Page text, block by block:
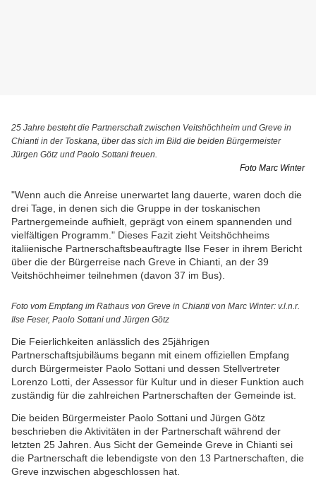
25 Jahre besteht die Partnerschaft zwischen Veitshöchheim und Greve in
Chianti in der Toskana, über das sich im Bild die beiden Bürgermeister
Jürgen Götz und Paolo Sottani freuen.
Foto Marc Winter
"Wenn auch die Anreise unerwartet lang dauerte, waren doch die
drei Tage, in denen sich die Gruppe in der toskanischen
Partnergemeinde aufhielt, geprägt von einem spannenden und
vielfältigen Programm." Dieses Fazit zieht Veitshöchheims
italiienische Partnerschaftsbeauftragte Ilse Feser in ihrem Bericht
über die der Bürgerreise nach Greve in Chianti, an der 39
Veitshöchheimer teilnehmen (davon 37 im Bus).
Foto vom Empfang im Rathaus von Greve in Chianti von Marc Winter: v.l.n.r.
Ilse Feser, Paolo Sottani und Jürgen Götz
Die Feierlichkeiten anlässlich des 25jährigen
Partnerschaftsjubiläums begann mit einem offiziellen Empfang
durch Bürgermeister Paolo Sottani und dessen Stellvertreter
Lorenzo Lotti, der Assessor für Kultur und in dieser Funktion auch
zuständig für die zahlreichen Partnerschaften der Gemeinde ist.
Die beiden Bürgermeister Paolo Sottani und Jürgen Götz
beschrieben die Aktivitäten in der Partnerschaft während der
letzten 25 Jahren. Aus Sicht der Gemeinde Greve in Chianti sei
die Partnerschaft die lebendigste von den 13 Partnerschaften, die
Greve inzwischen abgeschlossen hat.